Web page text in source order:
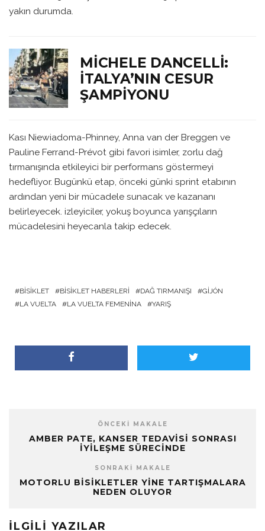
yakın durumda.
MICHELE DANCELLI:
İTALYA’NIN CESUR
ŞAMPIYONU
Kası Niewiadoma-Phinney, Anna van der Breggen ve
Pauline Ferrand-Prévot gibi favori isimler, zorlu dağ
tırmanışında etkileyici bir performans göstermeyi
hedefliyor. Bugünkü etap, önceki günki sprint etabının
ardından yeni bir mücadele sunacak ve kazananı
belirleyecek. izleyiciler, yokuş boyunca yarışçıların
mücadelesini heyecanla takip edecek.
BISIKLET BISIKLET HABERLERI DAĞ TIRMANIŞI
GIJÓN
LA VUELTA
LA VUELTA FEMENINA YARIŞ
ÖNCEKI MAKALE
AMBER PATE, KANSER TEDAVISI SONRASI
İYILEŞME SÜRECINDE
SONRAKI MAKALE
MOTORLU BISIKLETLER YINE TARTIŞMALARA
NEDEN OLUYOR
İLGILI YAZILAR